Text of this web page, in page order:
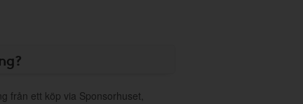
från ett köp via Sponsorhuset,